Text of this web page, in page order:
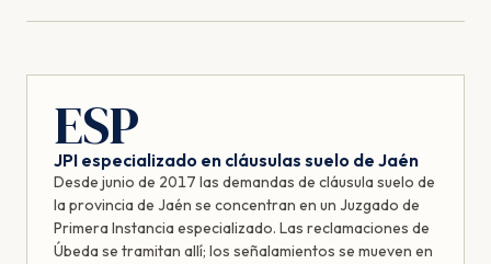
ESP
JPI especializado en cláusulas suelo de Jaén
Desde junio de 2017 las demandas de cláusula suelo de
la provincia de Jaén se concentran en un Juzgado de
Primera Instancia especializado. Las reclamaciones de
Úbeda se tramitan allí; los señalamientos se mueven en